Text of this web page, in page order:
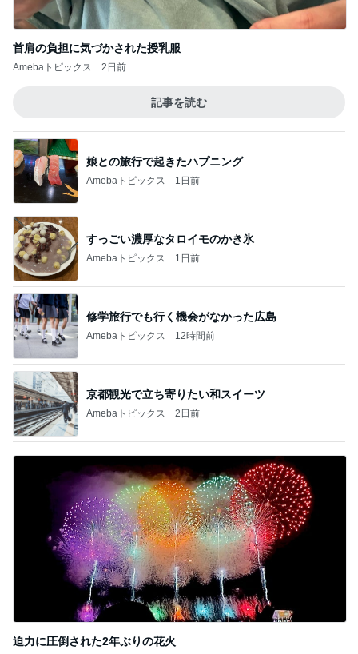
首肩の負担に気づかされた授乳服
Amebaトピックス 2日前
記事を読む
娘との旅行で起きたハプニング
Amebaトピックス 1日前
すっごい濃厚なタロイモのかき氷
Amebaトピックス 1日前
修学旅行でも行く機会がなかった広島
Amebaトピックス 12時間前
京都観光で立ち寄りたい和スイーツ
Amebaトピックス 2日前
迫力に圧倒された2年ぶりの花火